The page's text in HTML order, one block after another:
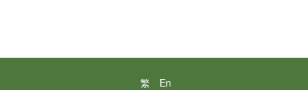
繁
En